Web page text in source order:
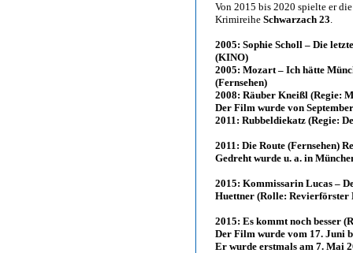
Von 2015 bis 2020 spielte er
Krimireihe Schwarzach 23.
2005: Sophie Scholl – Die
(KINO)
2005: Mozart – Ich hätte
(Fernsehen)
2008: Räuber Kneißl (Regie:
Der Film wurde von
2011: Rubbeldiekatz (Regie:
2011: Die Route (Fernsehen)
Gedreht wurde u. a. in
2015: Kommissarin Lucas –
Huettner (Rolle: Revierförster
2015: Es kommt noch besser
Der Film wurde vom 17. Juni
Er wurde erstmals am 7. Mai